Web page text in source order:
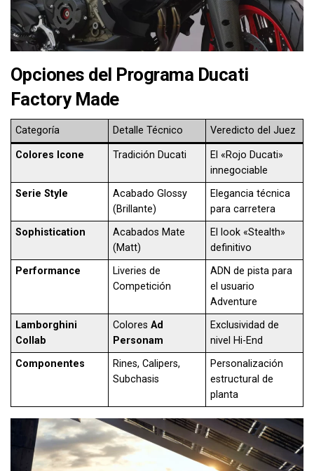
Opciones del Programa Ducati
Factory Made
Categoría Detalle Técnico Veredicto del Juez
Colores Icone Tradición Ducati
El «Rojo Ducati»
innegociable
Serie Style
Acabado Glossy
(Brillante)
Elegancia técnica
para carretera
Sophistication
Acabados Mate
(Matt)
El look «Stealth»
definitivo
Performance
Liveries de
Competición
ADN de pista para
el usuario
Adventure
Lamborghini
Collab
ColoresAd
Personam
Exclusividad de
nivel Hi-End
Componentes
Rines, Calipers,
Subchasis
Personalización
estructural de
planta